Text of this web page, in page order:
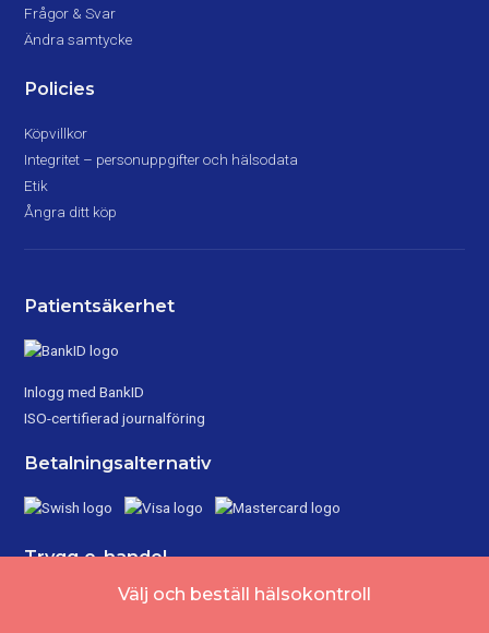
Välj och beställ hälsokontroll
Frågor & Svar
Ändra samtycke
Policies
Köpvillkor
Integritet – personuppgifter och hälsodata
Etik
Ångra ditt köp
Patientsäkerhet
Inlogg med BankID
ISO-certifierad journalföring
Betalningsalternativ
Trygg e-handel
Drop-in, minuter efter beställning